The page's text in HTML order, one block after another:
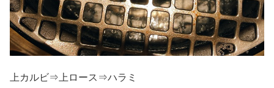
上カルビ⇒上ロース⇒ハラミ